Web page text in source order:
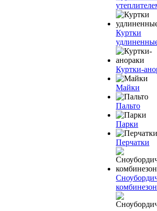
Куртки
Куртки-
Майки
Пальто
Парки
Перчатки